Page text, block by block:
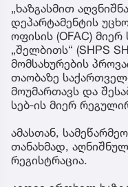
„ხაზგასმით
დეპარტამენტის
ოფისის (OFAC)
„შელბითს“ (SHPS
მომსახურების
თაობაზე
მოუმართავს და
სებ-ის მიერ
ამასთან,
თანახმად,
რეგისტრაცია.